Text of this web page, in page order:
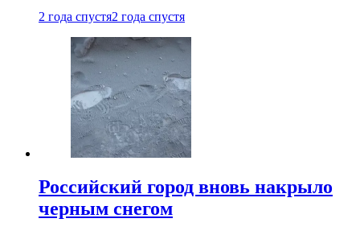
2 года спустя2 года спустя
Российский город вновь накрыло
черным снегом